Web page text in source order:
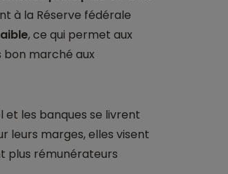
à la Réserve fédérale
, ce qui permet aux
marché aux
et les banques se livrent
leurs marges, elles visent
plus rémunérateurs